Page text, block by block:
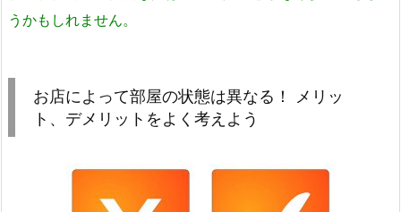
うかもしれません。
お店によって部屋の状態は異なる！ メリッ
ト、デメリットをよく考えよう